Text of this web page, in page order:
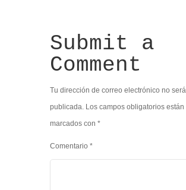
Submit a
Comment
Tu dirección de correo electrónico no será
publicada. Los campos obligatorios están
marcados con *
Comentario *